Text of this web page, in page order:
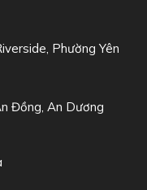
Phường Yên
Đồng, An Dương